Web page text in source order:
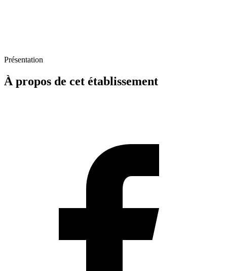
Présentation
À propos de cet établissement